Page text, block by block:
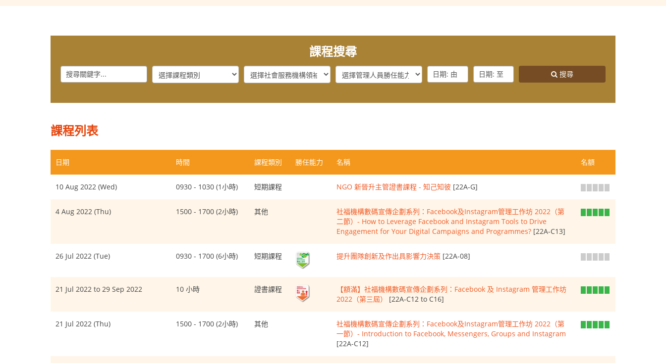
課程搜尋
Keyword
Course
Category
社
會
務
管
理
員
Date
:
Date
:
搜尋
課程列表
日期 時間 課程類別 勝任能力 名稱 名額
10 Aug 2022 (Wed) 0930 - 1030 (1小時) 短期課程 NGO 新晉升主管證書課程 - 知己知彼 [22A-G]
4 Aug 2022 (Thu) 1500 - 1700 (2小時) 其他
社福機構數碼宣傳企劃系列：Facebook及Instagram管理工作坊 2022（第
二節）- How to Leverage Facebook and Instagram Tools to Drive
Engagement for Your Digital Campaigns and Programmes? [22A-C13]
26 Jul 2022 (Tue) 0930 - 1700 (6小時) 短期課程 提升團隊創新及作出具影響力決策 [22A-08]
21 Jul 2022 to 29 Sep 2022 10 小時 證書課程
【額滿】社福機構數碼宣傳企劃系列：Facebook 及 Instagram 管理工作坊
2022（第三屆）
[22A-C12 to C16]
21 Jul 2022 (Thu) 1500 - 1700 (2小時) 其他
社福機構數碼宣傳企劃系列：Facebook及Instagram管理工作坊 2022（第
一節）- Introduction to Facebook, Messengers, Groups and Instagram
[22A-C12]